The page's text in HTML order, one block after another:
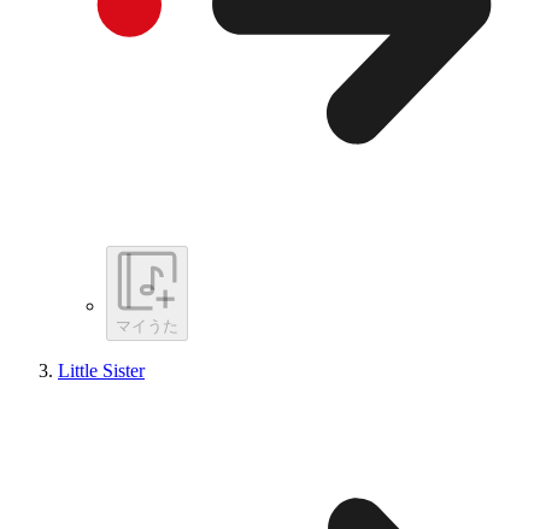
マイうた
Little Sister